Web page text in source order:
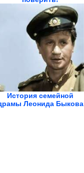
История семейной
Леонида Быкова